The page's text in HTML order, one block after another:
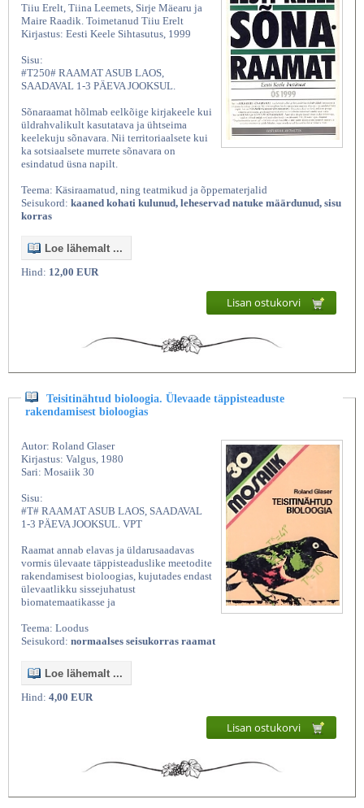
Tiiu Erelt, Tiina Leemets, Sirje Mäearu ja
Maire Raadik. Toimetanud Tiiu Erelt
Kirjastus: Eesti Keele Sihtasutus, 1999
Sisu:
#T250# RAAMAT ASUB LAOS,
SAADAVAL 1-3 PÄEVA JOOKSUL.
Sõnaraamat hõlmab eelkõige kirjakeele kui
üldrahvalikult kasutatava ja ühtseima
keelekuju sõnavara. Nii territoriaalsete kui
ka sotsiaalsete murrete sõnavara on
esindatud üsna napilt.
Teema: Käsiraamatud, ning teatmikud ja õppematerjalid
Seisukord: kaaned kohati kulunud, leheservad natuke määrdunud, sisu
korras
Loe lähemalt ...
Hind: 12,00 EUR
Lisan ostukorvi
Teisitinähtud bioloogia. Ülevaade täppisteaduste
rakendamisest bioloogias
Autor: Roland Glaser
Kirjastus: Valgus, 1980
Sari: Mosaiik 30
Sisu:
#T# RAAMAT ASUB LAOS, SAADAVAL
1-3 PÄEVA JOOKSUL. VPT
Raamat annab elavas ja üldarusaadavas
vormis ülevaate täppisteaduslike meetodite
rakendamisest bioloogias, kujutades endast
ülevaatlikku sissejuhatust
biomatemaatikasse ja
Teema: Loodus
Seisukord: normaalses seisukorras raamat
Loe lähemalt ...
Hind: 4,00 EUR
Lisan ostukorvi